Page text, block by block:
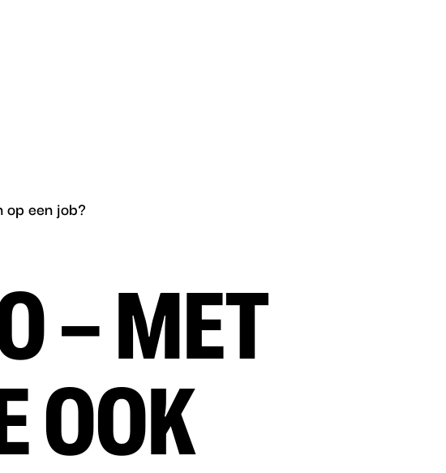
op een job?
– MET
OOK